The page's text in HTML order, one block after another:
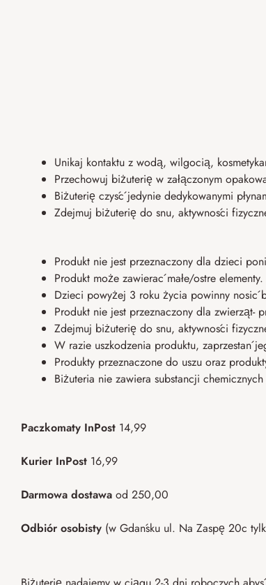
Unikaj kontaktu z wodą, wilgocią,
Przechowuj biżuterię w załączonym
Biżuterię czyść jedynie dedykowanymi
Zdejmuj biżuterię do snu, aktywności
Produkt nie jest przeznaczony dla dzieci
Produkt może zawierać małe/ostre elementy.
Dzieci powyżej 3 roku życia powinny nosić
Produkt nie jest przeznaczony dla zwierząt-
Zdejmuj biżuterię do snu, aktywności
W razie uszkodzenia produktu, zaprzestań
Produkty przeznaczone do uszu oraz
Biżuteria nie zawiera substancji
Paczkomaty InPost 14,99
Kurier InPost 16,99
Darmowa dostawa od 250,00
Odbiór osobisty (w Gdańsku ul. Na Zaspę 20c